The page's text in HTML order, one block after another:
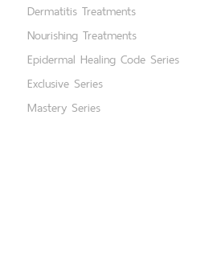
Dermatitis Treatments
Nourishing Treatments
Epidermal Healing Code Series
Exclusive Series
Mastery Series